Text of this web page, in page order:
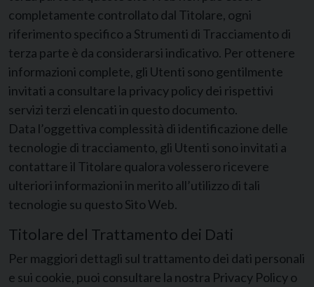
completamente controllato dal Titolare, ogni
riferimento specifico a Strumenti di Tracciamento di
terza parte è da considerarsi indicativo. Per ottenere
informazioni complete, gli Utenti sono gentilmente
invitati a consultare la privacy policy dei rispettivi
servizi terzi elencati in questo documento.
Data l’oggettiva complessità di identificazione delle
tecnologie di tracciamento, gli Utenti sono invitati a
contattare il Titolare qualora volessero ricevere
ulteriori informazioni in merito all’utilizzo di tali
tecnologie su questo Sito Web.
Titolare del Trattamento dei Dati
Per maggiori dettagli sul trattamento dei dati personali
e sui cookie, puoi consultare la nostra Privacy Policyo